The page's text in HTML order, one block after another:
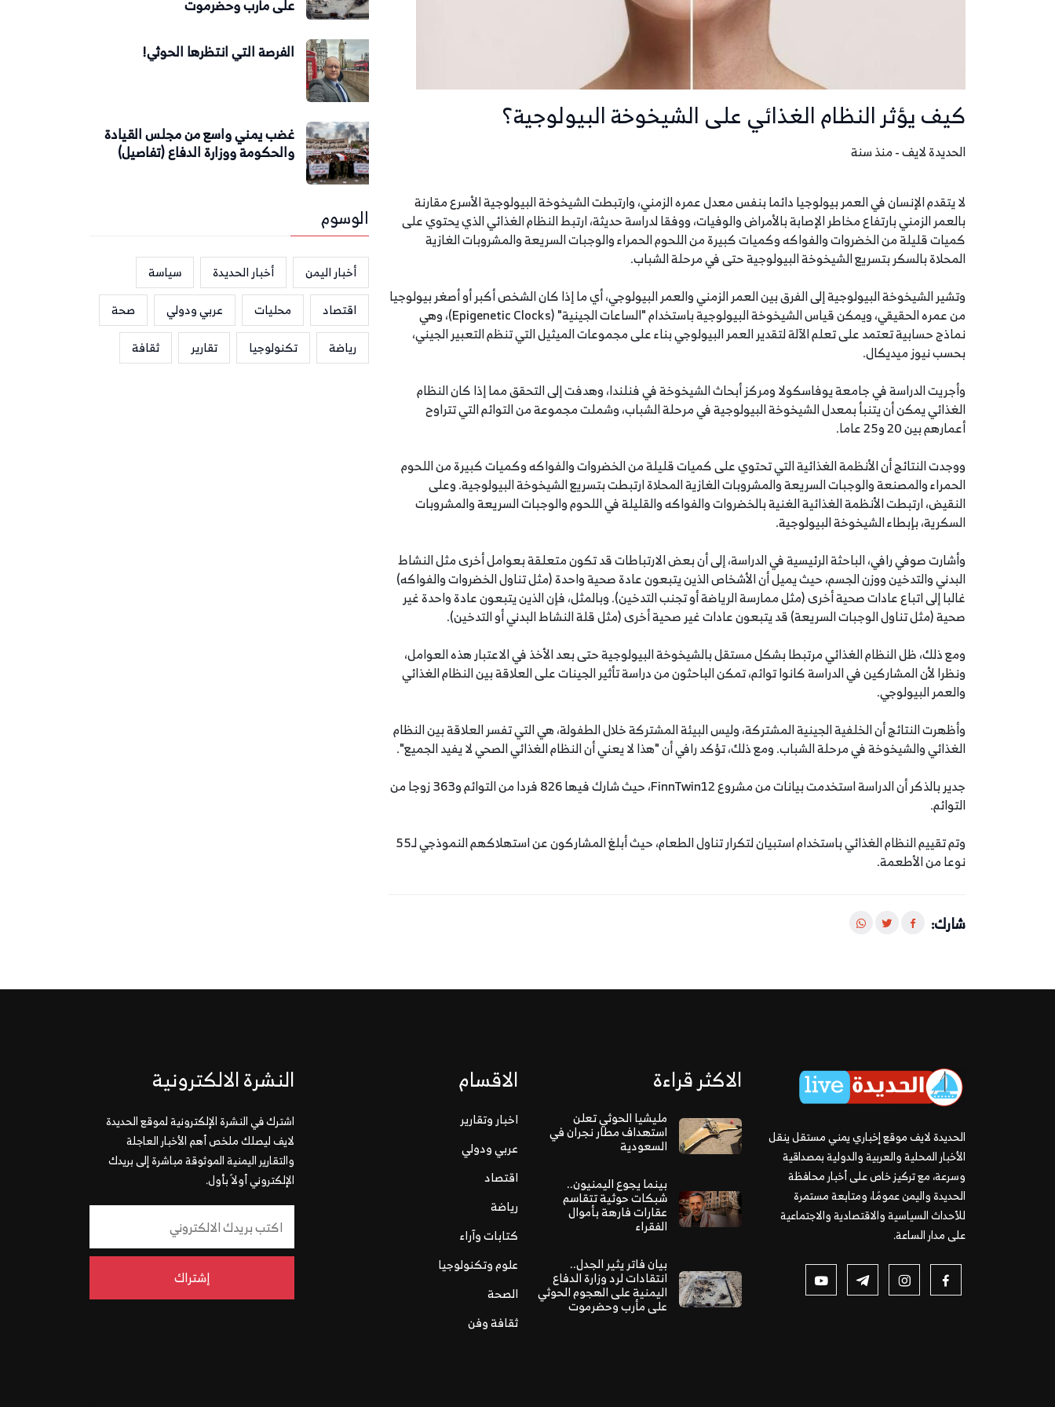
كيف يؤثر النظام الغذائي على الشيخوخة البيولوجية؟
الحديدة لايف - منذ سنة
لا يتقدم الإنسان في العمر بيولوجيا دائما بنفس معدل عمره الزمني، وارتبطت الشيخوخة البيولوجية الأسرع مقارنة
بالعمر الزمني بارتفاع مخاطر الإصابة بالأمراض والوفيات، ووفقا لدراسة حديثة، ارتبط النظام الغذائي الذي يحتوي على
كميات قليلة من الخضروات والفواكه وكميات كبيرة من اللحوم الحمراء والوجبات السريعة والمشروبات الغازية
المحلاة بالسكر بتسريع الشيخوخة البيولوجية حتى في مرحلة الشباب.
وتشير الشيخوخة البيولوجية إلى الفرق بين العمر الزمني والعمر البيولوجي، أي ما إذا كان الشخص أكبر أو أصغر بيولوجيا
من عمره الحقيقي، ويمكن قياس الشيخوخة البيولوجية باستخدام "الساعات الجينية" (Epigenetic Clocks)، وهي
نماذج حسابية تعتمد على تعلم الآلة لتقدير العمر البيولوجي بناء على مجموعات الميثيل التي تنظم التعبير الجيني،
بحسب نيوز ميديكال.
وأجريت الدراسة في جامعة يوفاسكولا ومركز أبحاث الشيخوخة في فنلندا، وهدفت إلى التحقق مما إذا كان النظام
الغذائي يمكن أن يتنبأ بمعدل الشيخوخة البيولوجية في مرحلة الشباب، وشملت مجموعة من التوائم التي تتراوح
أعمارهم بين 20 و25 عاما.
ووجدت النتائج أن الأنظمة الغذائية التي تحتوي على كميات قليلة من الخضروات والفواكه وكميات كبيرة من اللحوم
الحمراء والمصنعة والوجبات السريعة والمشروبات الغازية المحلاة ارتبطت بتسريع الشيخوخة البيولوجية. وعلى
النقيض، ارتبطت الأنظمة الغذائية الغنية بالخضروات والفواكه والقليلة في اللحوم والوجبات السريعة والمشروبات
السكرية، بإبطاء الشيخوخة البيولوجية.
وأشارت صوفي رافي، الباحثة الرئيسية في الدراسة، إلى أن بعض الارتباطات قد تكون متعلقة بعوامل أخرى مثل النشاط
البدني والتدخين ووزن الجسم، حيث يميل أن الأشخاص الذين يتبعون عادة صحية واحدة (مثل تناول الخضروات والفواكه)
غالبا إلى اتباع عادات صحية أخرى (مثل ممارسة الرياضة أو تجنب التدخين). وبالمثل، فإن الذين يتبعون عادة واحدة غير
صحية (مثل تناول الوجبات السريعة) قد يتبعون عادات غير صحية أخرى (مثل قلة النشاط البدني أو التدخين).
ومع ذلك، ظل النظام الغذائي مرتبطا بشكل مستقل بالشيخوخة البيولوجية حتى بعد الأخذ في الاعتبار هذه العوامل،
ونظرا لأن المشاركين في الدراسة كانوا توائم، تمكن الباحثون من دراسة تأثير الجينات على العلاقة بين النظام الغذائي
والعمر البيولوجي.
وأظهرت النتائج أن الخلفية الجينية المشتركة، وليس البيئة المشتركة خلال الطفولة، هي التي تفسر العلاقة بين النظام
الغذائي والشيخوخة في مرحلة الشباب. ومع ذلك، تؤكد رافي أن "هذا لا يعني أن النظام الغذائي الصحي لا يفيد الجميع".
جدير بالذكر أن الدراسة استخدمت بيانات من مشروع FinnTwin12، حيث شارك فيها 826 فردا من التوائم و363 زوجا من
التوائم.
وتم تقييم النظام الغذائي باستخدام استبيان لتكرار تناول الطعام، حيث أبلغ المشاركون عن استهلاكهم النموذجي لـ55
نوعا من الأطعمة.
شارك:
على مأرب وحضرموت
الفرصة التي انتظرها الحوثي!
غضب يمني واسع من مجلس القيادة
والحكومة ووزارة الدفاع (تفاصيل)
الوسوم
أخبار اليمن أخبار الحديدة
سياسة
اقتصاد
محليات عربي ودولي
صحة
رياضة
تكنولوجيا تقارير ثقافة
الحديدة لايف موقع إخباري يمني مستقل ينقل
الأخبار المحلية والعربية والدولية بمصداقية
وسرعة، مع تركيز خاص على أخبار محافظة
الحديدة واليمن عمومًا، ومتابعة مستمرة
للأحداث السياسية والاقتصادية والاجتماعية
على مدار الساعة.
الاكثر قراءة
مليشيا الحوثي تعلن
استهداف مطار نجران في
السعودية
بينما يجوع اليمنيون..
شبكات حوثية تتقاسم
عقارات فارهة بأموال
الفقراء
بيان فاتر يثير الجدل..
انتقادات لرد وزارة الدفاع
اليمنية على الهجوم الحوثي
على مأرب وحضرموت
الاقسام
اخبار وتقارير
عربي ودولي
اقتصاد
رياضة
كتابات وآراء
علوم وتكنولوجيا
الصحة
ثقافة وفن
النشرة الالكترونية
اشترك في النشرة الإلكترونية لموقع الحديدة
لايف ليصلك ملخص أهم الأخبار العاجلة
والتقارير اليمنية الموثوقة مباشرة إلى بريدك
الإلكتروني أولاً بأول.
إشتراك